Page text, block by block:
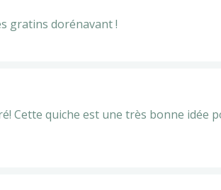
gratins dorénavant !
Cette quiche est une très bonne idée